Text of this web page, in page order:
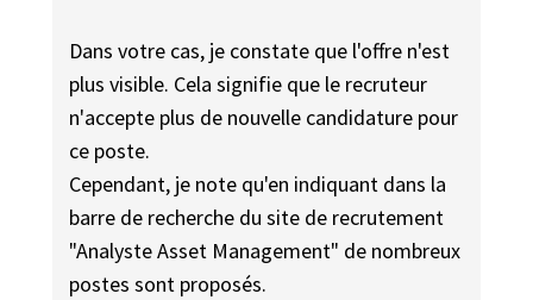
Dans votre cas, je constate que l'offre n'est
plus visible. Cela signifie que le recruteur
n'accepte plus de nouvelle candidature pour
ce poste.
Cependant, je note qu'en indiquant dans la
barre de recherche du site de recrutement
"Analyste Asset Management" de nombreux
postes sont proposés.